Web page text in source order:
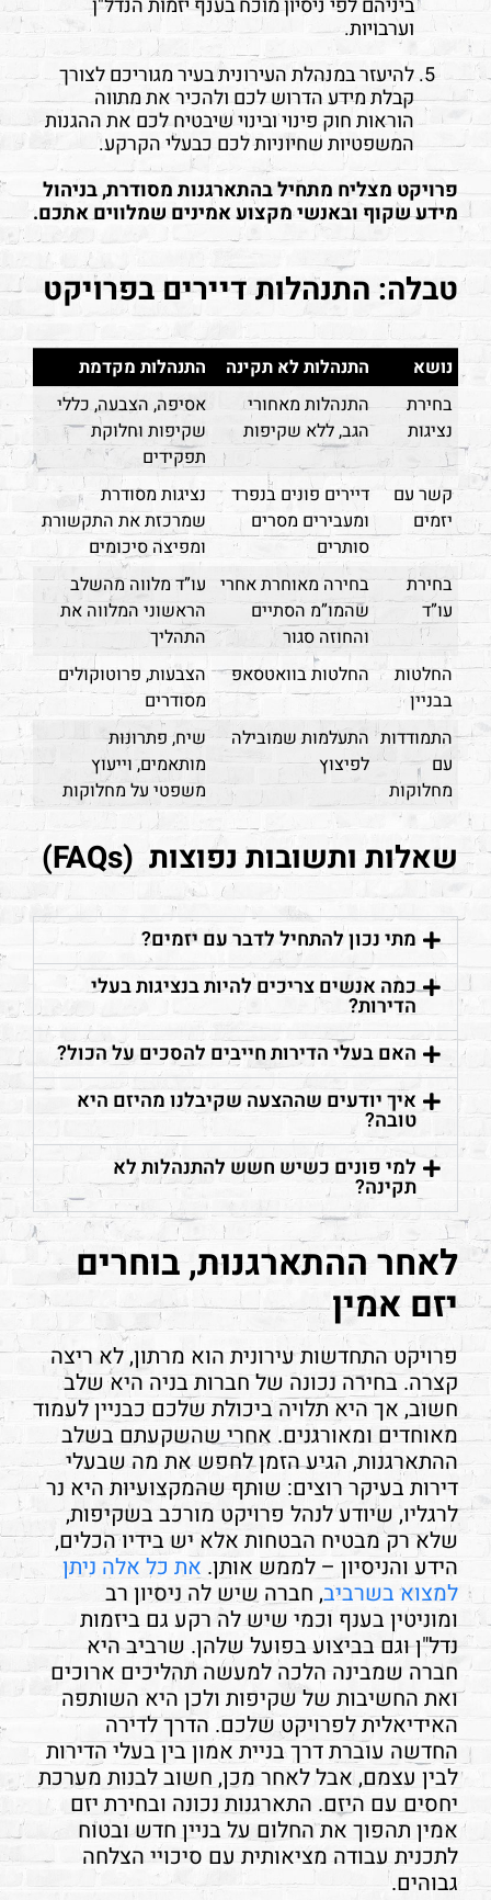
ביניהם לפי ניסיון מוכח בענף יזמות הנדל"ן
וערבויות.
להיעזר במנהלת העירונית בעיר מגוריכם לצורך
קבלת מידע הדרוש לכם ולהכיר את מתווה
הוראות חוק פינוי ובינוי שיבטיח לכם את ההגנות
המשפטיות שחיוניות לכם כבעלי הקרקע.
פרויקט מצליח מתחיל בהתארגנות מסודרת, בניהול
מידע שקוף ובאנשי מקצוע אמינים שמלווים אתכם.
טבלה: התנהלות דיירים בפרויקט
נושא התנהלות לא תקינה
התנהלות מקדמת
בחירת
נציגות
התנהלות מאחורי
הגב, ללא שקיפות
אסיפה, הצבעה, כללי
שקיפות וחלוקת
תפקידים
קשר עם
יזמים
דיירים פונים בנפרד
ומעבירים מסרים
סותרים
נציגות מסודרת
שמרכזת את התקשורת
ומפיצה סיכומים
בחירת
עו”ד
בחירה מאוחרת אחרי
שהמו”מ הסתיים
והחוזה סגור
עו”ד מלווה מהשלב
הראשוני המלווה את
התהליך
החלטות
בבניין
החלטות בוואטסאפ
הצבעות, פרוטוקולים
מסודרים
התמודדות
עם
מחלוקות
התעלמות שמובילה
לפיצוץ
שיח, פתרונות
מותאמים, וייעוץ
משפטי על מחלוקות
שאלות ותשובות נפוצות (FAQs)
מתי נכון להתחיל לדבר עם יזמים?
כמה אנשים צריכים להיות בנציגות בעלי
הדירות?
האם בעלי הדירות חייבים להסכים על הכול?
איך יודעים שההצעה שקיבלנו מהיזם היא
טובה?
למי פונים כשיש חשש להתנהלות לא
תקינה?
לאחר ההתארגנות, בוחרים
יזם אמין
פרויקט התחדשות עירונית הוא מרתון, לא ריצה
קצרה. בחירה נכונה של חברות בניה היא שלב
חשוב, אך היא תלויה ביכולת שלכם כבניין לעמוד
מאוחדים ומאורגנים. אחרי שהשקעתם בשלב
ההתארגנות, הגיע הזמן לחפש את מה שבעלי
דירות בעיקר רוצים: שותף שהמקצועיות היא נר
לרגליו, שיודע לנהל פרויקט מורכב בשקיפות,
שלא רק מבטיח הבטחות אלא יש בידיו הכלים,
הידע והניסיון – לממש אותן.את כל אלה ניתן
למצוא בשרביב, חברה שיש לה ניסיון רב
ומוניטין בענף וכמי שיש לה רקע גם ביזמות
נדל"ן וגם בביצוע בפועל שלהן. שרביב היא
חברה שמבינה הלכה למעשה תהליכים ארוכים
ואת החשיבות של שקיפות ולכן היא השותפה
האידיאלית לפרויקט שלכם. הדרך לדירה
החדשה עוברת דרך בניית אמון בין בעלי הדירות
לבין עצמם, אבל לאחר מכן, חשוב לבנות מערכת
יחסים עם היזם. התארגנות נכונה ובחירת יזם
אמין תהפוך את החלום על בניין חדש ובטוח
לתכנית עבודה מציאותית עם סיכויי הצלחה
גבוהים.